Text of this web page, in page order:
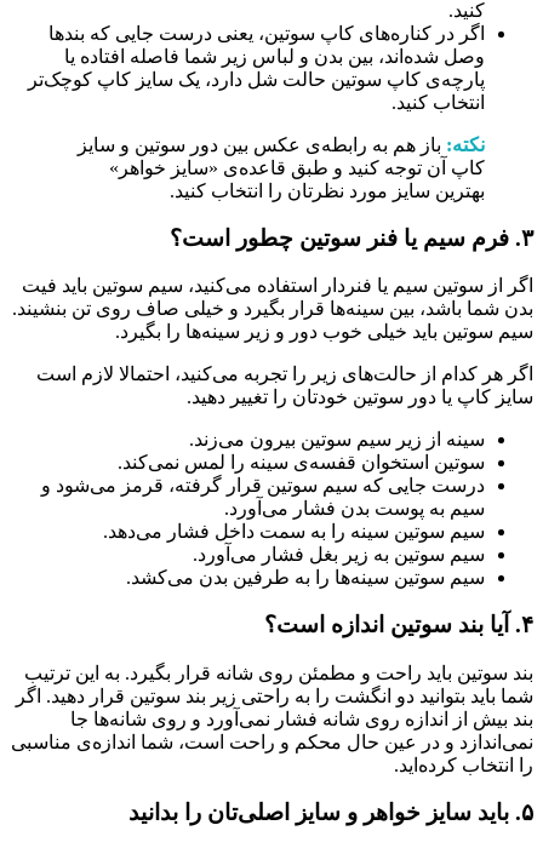
کنید.
اگر در کناره‌های کاپ سوتین، یعنی درست جایی که بندها
وصل شده‌اند، بین بدن و لباس زیر شما فاصله افتاده یا
پارچه‌ی کاپ سوتین حالت شل دارد، یک سایز کاپ کوچک‌تر
انتخاب کنید.
نکته: باز هم به رابطه‌ی عکس بین دور سوتین و سایز
کاپ آن توجه کنید و طبق قاعده‌ی «سایز خواهر»
بهترین سایز مورد نظرتان را انتخاب کنید.
۳. فرم سیم یا فنر سوتین چطور است؟
اگر از سوتین سیم یا فنردار استفاده می‌کنید، سیم سوتین باید فیت
بدن شما باشد، بین سینه‌ها قرار بگیرد و خیلی صاف روی تن بنشیند.
سیم سوتین باید خیلی خوب دور و زیر سینه‌ها را بگیرد.
اگر هر کدام از حالت‌های زیر را تجربه می‌کنید، احتمالا لازم است
سایز کاپ یا دور سوتین خودتان را تغییر دهید.
سینه از زیر سیم سوتین بیرون می‌زند.
سوتین استخوان قفسه‌ی سینه را لمس نمی‌کند.
درست جایی که سیم سوتین قرار گرفته، قرمز می‌شود و
سیم به پوست بدن فشار می‌آورد.
سیم سوتین سینه را به سمت داخل فشار می‌دهد.
سیم سوتین به زیر بغل فشار می‌آورد.
سیم سوتین سینه‌ها را به طرفین بدن می‌کشد.
۴. آیا بند سوتین اندازه است؟
بند سوتین باید راحت و مطمئن روی شانه قرار بگیرد. به این ترتیب
شما باید بتوانید دو انگشت را به راحتی زیر بند سوتین قرار دهید. اگر
بند بیش از اندازه روی شانه فشار نمی‌آورد و روی شانه‌ها جا
نمی‌اندازد و در عین حال محکم و راحت است، شما اندازه‌ی مناسبی
را انتخاب کرده‌اید.
۵. باید سایز خواهر و سایز اصلی‌تان را بدانید